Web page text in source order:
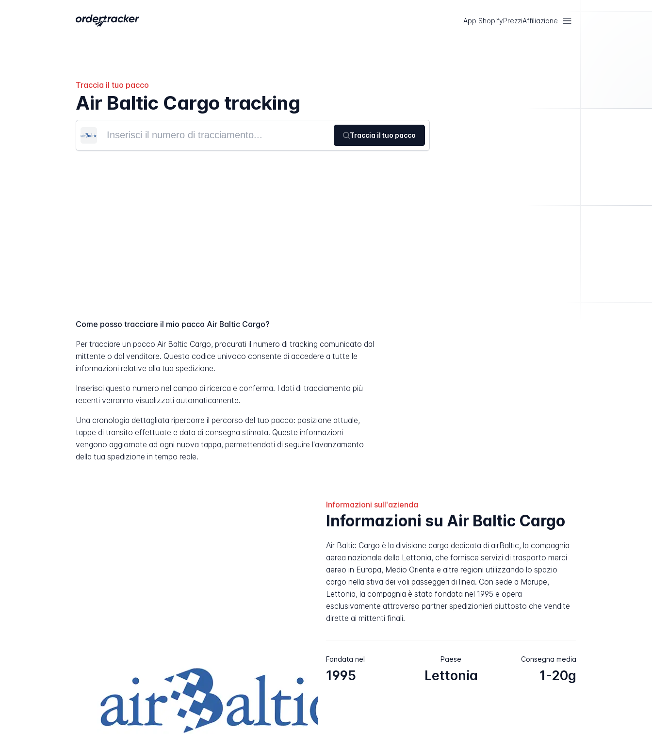
App ShopifyPrezziAffiliazione
Traccia il tuo pacco
Air Baltic Cargo tracking
Traccia il tuo pacco
Come posso tracciare il mio pacco Air Baltic Cargo?
Per tracciare un pacco Air Baltic Cargo, procurati il numero di tracking comunicato dal
mittente o dal venditore. Questo codice univoco consente di accedere a tutte le
informazioni relative alla tua spedizione.
Inserisci questo numero nel campo di ricerca e conferma. I dati di tracciamento più
recenti verranno visualizzati automaticamente.
Una cronologia dettagliata ripercorre il percorso del tuo pacco: posizione attuale,
tappe di transito effettuate e data di consegna stimata. Queste informazioni
vengono aggiornate ad ogni nuova tappa, permettendoti di seguire l'avanzamento
della tua spedizione in tempo reale.
Informazioni sull'azienda
Informazioni su Air Baltic Cargo
Air Baltic Cargo è la divisione cargo dedicata di airBaltic, la compagnia
aerea nazionale della Lettonia, che fornisce servizi di trasporto merci
aereo in Europa, Medio Oriente e altre regioni utilizzando lo spazio
cargo nella stiva dei voli passeggeri di linea. Con sede a Mārupe,
Lettonia, la compagnia è stata fondata nel 1995 e opera
esclusivamente attraverso partner spedizionieri piuttosto che vendite
dirette ai mittenti finali.
Fondata nel
1995
Paese
Lettonia
Consegna media
1-20g